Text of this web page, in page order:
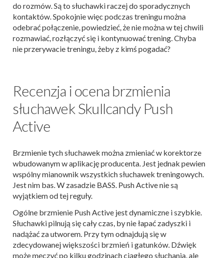
do rozmów. Są to słuchawki raczej do sporadycznych
kontaktów. Spokojnie więc podczas treningu można
odebrać połączenie, powiedzieć, że nie można w tej chwili
rozmawiać, rozłączyć się i kontynuować trening. Chyba
nie przerywacie treningu, żeby z kimś pogadać?
Recenzja i ocena brzmienia
słuchawek Skullcandy Push
Active
Brzmienie tych słuchawek można zmieniać w korektorze
wbudowanym w aplikację producenta. Jest jednak pewien
wspólny mianownik wszystkich słuchawek treningowych.
Jest nim bas. W zasadzie BASS. Push Active nie są
wyjątkiem od tej reguły.
Ogólne brzmienie Push Active jest dynamiczne i szybkie.
Słuchawki pilnują się cały czas, by nie łapać zadyszki i
nadążać za utworem. Przy tym odnajdują się w
zdecydowanej większości brzmień i gatunków. Dźwięk
może męczyć po kilku godzinach ciągłego słuchania, ale